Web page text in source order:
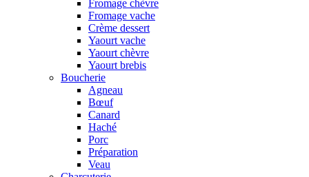
Fromage chèvre
Fromage vache
Crème dessert
Yaourt vache
Yaourt chèvre
Yaourt brebis
Boucherie
Agneau
Bœuf
Canard
Haché
Porc
Préparation
Veau